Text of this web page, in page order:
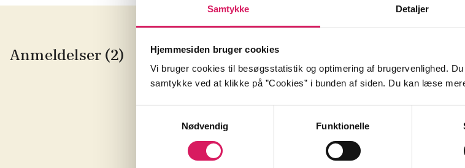
Samtykke Detaljer
Hjemmesiden bruger cookies
Vi bruger cookies til besøgsstatistik og optimering af brugervenlighed.
samtykke ved at klikke på ”Cookies” i bunden af siden. Du kan læse
Nødvendig
Funktionelle
Anmeldelser (2) Kerrang
seemingly disparate musical worlds,
opener A Hate Inferior, the answer
in a creepy crawl, like an infinitely